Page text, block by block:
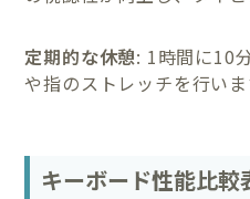
定期的な休憩: 1時間に10
や指のストレッチを行いま
キーボード性能比較